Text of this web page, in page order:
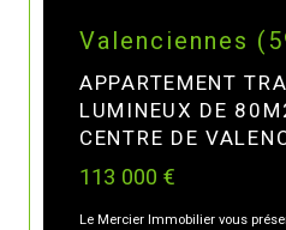
Valenciennes
APPARTEMENT
LUMINEUX DE
CENTRE DE
113 000 €
Le Mercier Immobilier vous